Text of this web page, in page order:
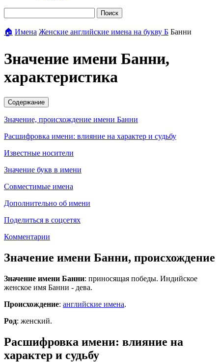
Поиск
🏠 Имена Женские английские имена на букву Б Банни
Значение имени Банни,
характеристика
Содержание
Значение, происхождение имени Банни
Расшифровка имени: влияние на характер и судьбу
Известные носители
Значение букв в имени
Совместимые имена
Дополнительно об имени
Поделиться в соцсетях
Комментарии
Значение имени Банни, происхождение
Значение имени Банни: приносящая победы. Индийское
женское имя Банни - дева.
Происхождение: английские имена.
Род: женский.
Расшифровка имени: влияние на
характер и судьбу